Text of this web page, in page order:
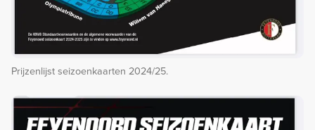
Prijzenlijst seizoenkaarten 2024/25.